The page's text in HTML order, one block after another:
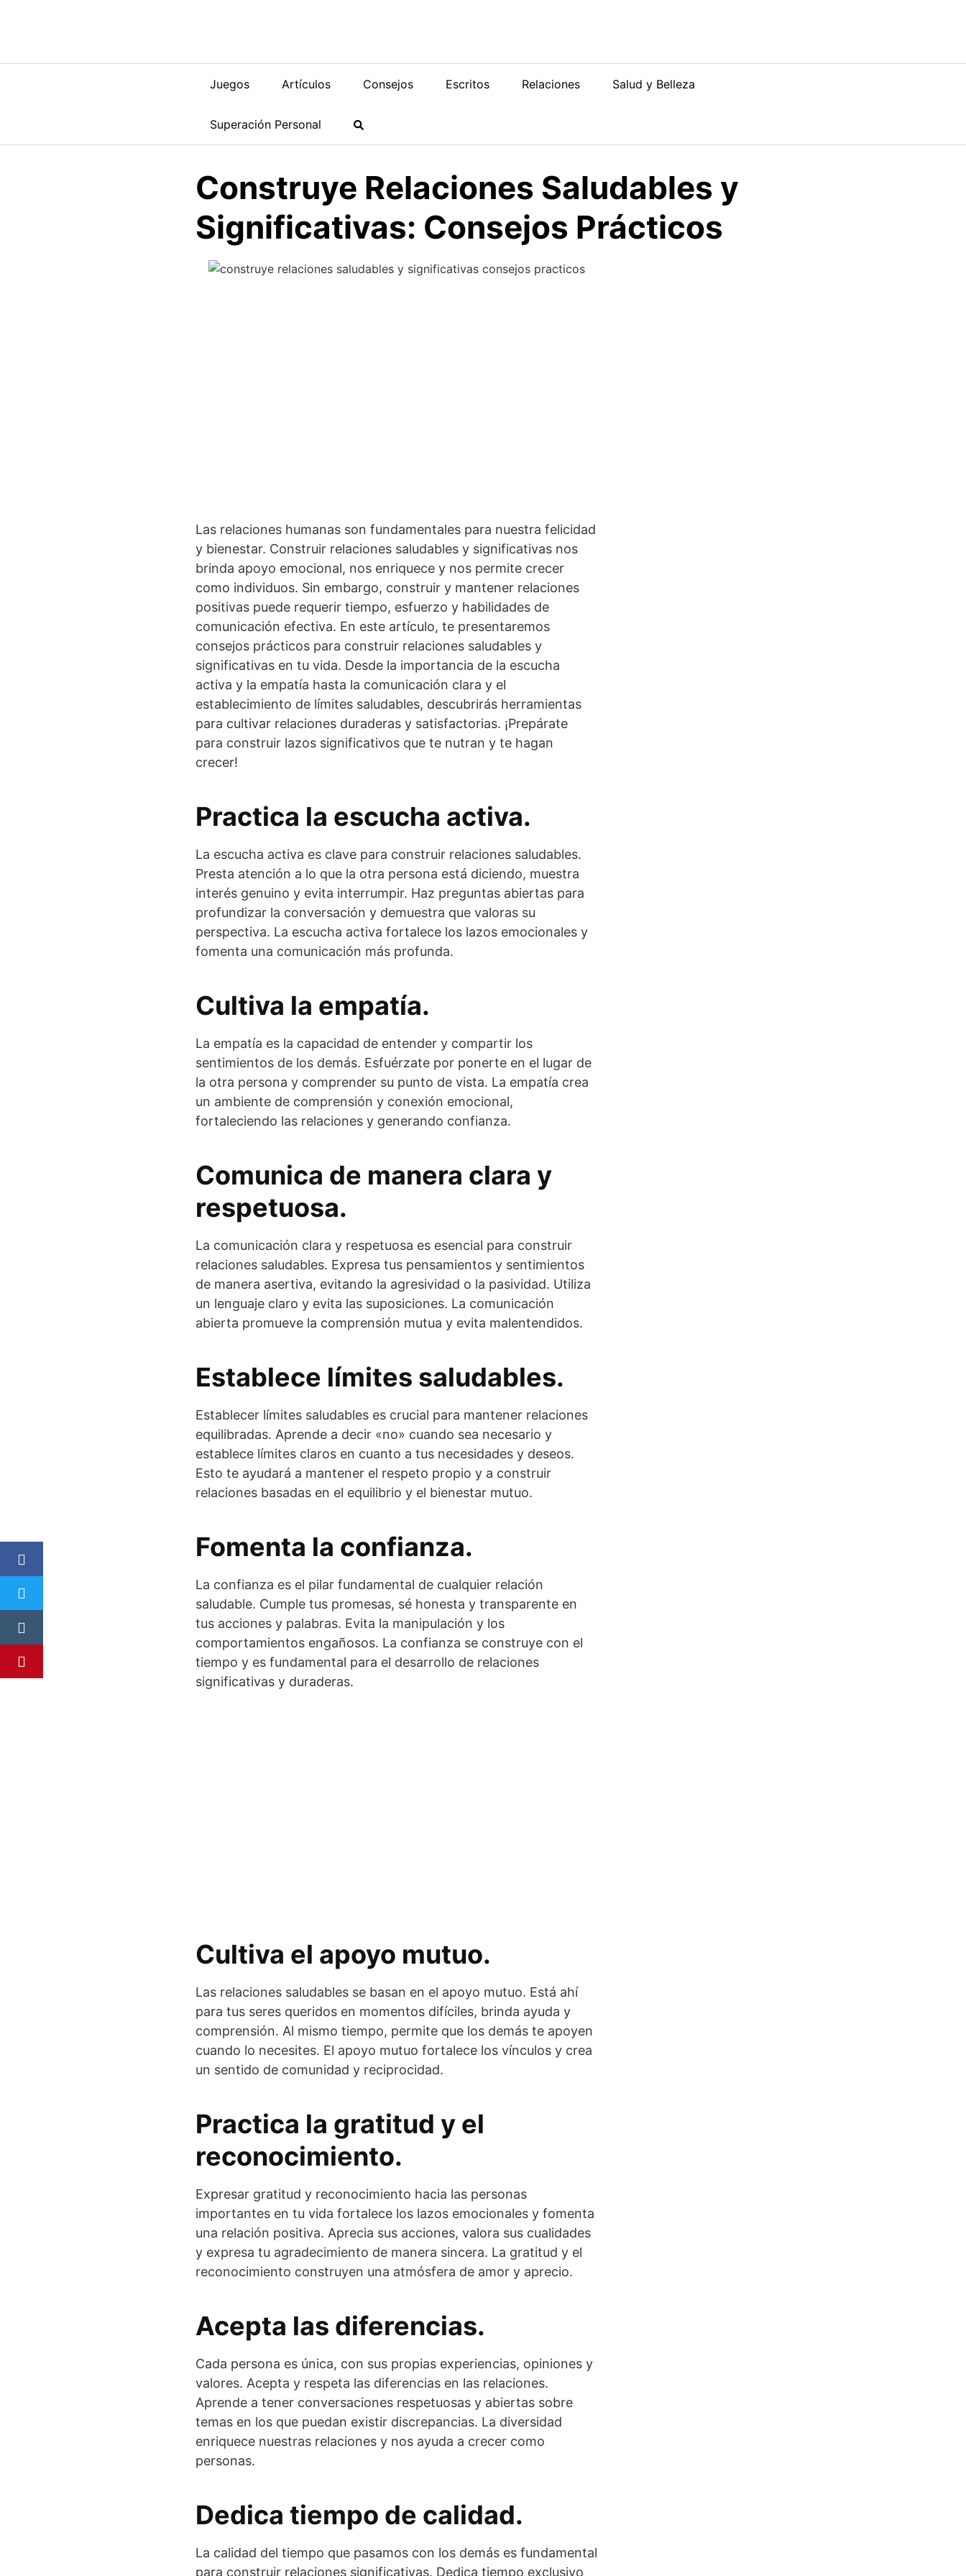
Juegos Artículos Consejos Escritos Relaciones Salud y Belleza
Superación Personal
Construye Relaciones Saludables y
Significativas: Consejos Prácticos
Las relaciones humanas son fundamentales para nuestra felicidad
y bienestar. Construir relaciones saludables y significativas nos
brinda apoyo emocional, nos enriquece y nos permite crecer
como individuos. Sin embargo, construir y mantener relaciones
positivas puede requerir tiempo, esfuerzo y habilidades de
comunicación efectiva. En este artículo, te presentaremos
consejos prácticos para construir relaciones saludables y
significativas en tu vida. Desde la importancia de la escucha
activa y la empatía hasta la comunicación clara y el
establecimiento de límites saludables, descubrirás herramientas
para cultivar relaciones duraderas y satisfactorias. ¡Prepárate
para construir lazos significativos que te nutran y te hagan
crecer!
Practica la escucha activa.
La escucha activa es clave para construir relaciones saludables.
Presta atención a lo que la otra persona está diciendo, muestra
interés genuino y evita interrumpir. Haz preguntas abiertas para
profundizar la conversación y demuestra que valoras su
perspectiva. La escucha activa fortalece los lazos emocionales y
fomenta una comunicación más profunda.
Cultiva la empatía.
La empatía es la capacidad de entender y compartir los
sentimientos de los demás. Esfuérzate por ponerte en el lugar de
la otra persona y comprender su punto de vista. La empatía crea
un ambiente de comprensión y conexión emocional,
fortaleciendo las relaciones y generando confianza.
Comunica de manera clara y
respetuosa.
La comunicación clara y respetuosa es esencial para construir
relaciones saludables. Expresa tus pensamientos y sentimientos
de manera asertiva, evitando la agresividad o la pasividad. Utiliza
un lenguaje claro y evita las suposiciones. La comunicación
abierta promueve la comprensión mutua y evita malentendidos.
Establece límites saludables.
Establecer límites saludables es crucial para mantener relaciones
equilibradas. Aprende a decir «no» cuando sea necesario y
establece límites claros en cuanto a tus necesidades y deseos.
Esto te ayudará a mantener el respeto propio y a construir
relaciones basadas en el equilibrio y el bienestar mutuo.
Fomenta la confianza.
La confianza es el pilar fundamental de cualquier relación
saludable. Cumple tus promesas, sé honesta y transparente en
tus acciones y palabras. Evita la manipulación y los
comportamientos engañosos. La confianza se construye con el
tiempo y es fundamental para el desarrollo de relaciones
significativas y duraderas.
Cultiva el apoyo mutuo.
Las relaciones saludables se basan en el apoyo mutuo. Está ahí
para tus seres queridos en momentos difíciles, brinda ayuda y
comprensión. Al mismo tiempo, permite que los demás te apoyen
cuando lo necesites. El apoyo mutuo fortalece los vínculos y crea
un sentido de comunidad y reciprocidad.
Practica la gratitud y el
reconocimiento.
Expresar gratitud y reconocimiento hacia las personas
importantes en tu vida fortalece los lazos emocionales y fomenta
una relación positiva. Aprecia sus acciones, valora sus cualidades
y expresa tu agradecimiento de manera sincera. La gratitud y el
reconocimiento construyen una atmósfera de amor y aprecio.
Acepta las diferencias.
Cada persona es única, con sus propias experiencias, opiniones y
valores. Acepta y respeta las diferencias en las relaciones.
Aprende a tener conversaciones respetuosas y abiertas sobre
temas en los que puedan existir discrepancias. La diversidad
enriquece nuestras relaciones y nos ayuda a crecer como
personas.
Dedica tiempo de calidad.
La calidad del tiempo que pasamos con los demás es fundamental
para construir relaciones significativas. Dedica tiempo exclusivo